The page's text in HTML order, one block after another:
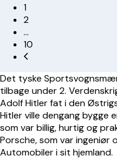
1
2
…
10
Det tyske
tilbage under 2.
Adolf Hitler fat i den
Hitler ville dengang bygge
som var billig, hurtig og
Porsche, som var ingeniør
Automobiler i sit hjemland.